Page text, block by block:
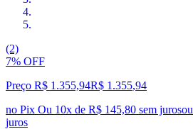
(2)
7% OFF
Preço R$ 1.355,94R$ 1.355,94
no Pix Ou 10x de R$ 145,80 sem jurosou
juros